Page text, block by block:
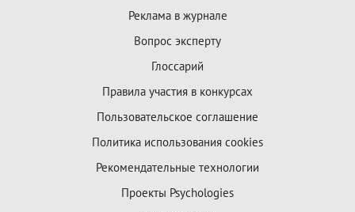
Реклама в журнале
Вопрос эксперту
Глоссарий
Правила участия в конкурсах
Пользовательское соглашение
Политика использования cookies
Рекомендательные технологии
Проекты Psychologies